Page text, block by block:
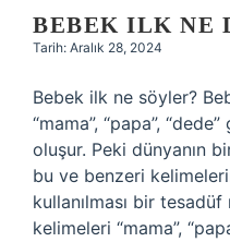
BEBEK ILK NE
Tarih: Aralık 28, 2024
Bebek ilk ne söyler?
“mama”, “papa”,
oluşur. Peki dünyanın
bu ve benzeri
kullanılması bir
kelimeleri “mama”,